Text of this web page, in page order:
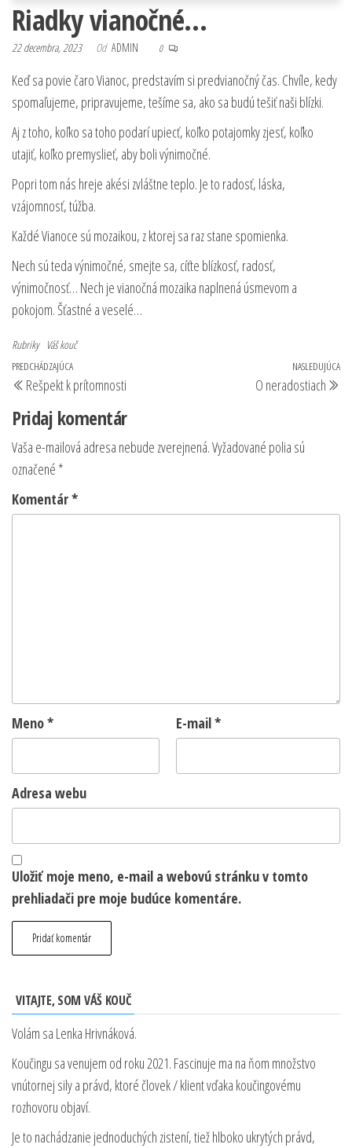
Riadky vianočné…
22 decembra, 2023 Od ADMIN 0
Keď sa povie čaro Vianoc, predstavím si predvianočný čas. Chvíle, kedy
spomaľujeme, pripravujeme, tešíme sa, ako sa budú tešiť naši blízki.
Aj z toho, koľko sa toho podarí upiecť, koľko potajomky zjesť, koľko
utajiť, koľko premyslieť, aby boli výnimočné.
Popri tom nás hreje akési zvláštne teplo. Je to radosť, láska,
vzájomnosť, túžba.
Každé Vianoce sú mozaikou, z ktorej sa raz stane spomienka.
Nech sú teda výnimočné, smejte sa, cíťte blízkosť, radosť,
výnimočnosť… Nech je vianočná mozaika naplnená úsmevom a
pokojom. Šťastné a veselé…
Rubriky Váš kouč
Navigácia
v
článku
Predchádzajúci
príspevok
PREDCHÁDZAJÚCA
Rešpekt k prítomnosti
NASLEDUJÚCA
O neradostiach
Pridaj komentár
Vaša e-mailová adresa nebude zverejnená.Vyžadované polia sú
označené *
Komentár*
Meno* E-mail*
Adresa webu
Uložiť moje meno, e-mail a webovú stránku v tomto
prehliadači pre moje budúce komentáre.
VITAJTE, SOM VÁŠ KOUČ
Volám sa Lenka Hrivnáková.
Koučingu sa venujem od roku 2021. Fascinuje ma na ňom množstvo
vnútornej sily a právd, ktoré človek / klient vďaka koučingovému
rozhovoru objaví.
Je to nachádzanie jednoduchých zistení, tiež hlboko ukrytých právd,